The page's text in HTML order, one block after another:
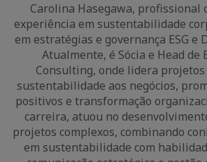
Carolina Hasegawa, profissional
experiência em sustentabilidade
em estratégias e governança ESG e
Atualmente, é Sócia e Head de
Consulting, onde lidera
sustentabilidade aos negócios,
positivos e transformação
carreira, atuou no
projetos complexos, combinando
em sustentabilidade com